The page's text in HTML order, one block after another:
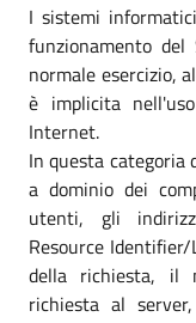
I sistemi
funzionamento
normale esercizio,
è implicita
Internet.
In questa
a dominio dei
utenti, gli
Resource
della richiesta, il
richiesta al